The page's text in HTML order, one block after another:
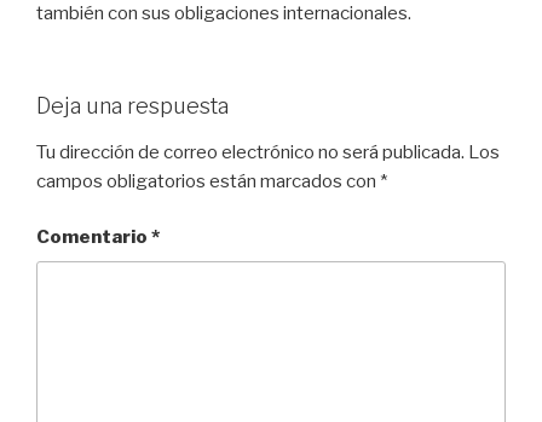
también con sus obligaciones internacionales.
Deja una respuesta
Tu dirección de correo electrónico no será publicada. Los
campos obligatorios están marcados con *
Comentario *